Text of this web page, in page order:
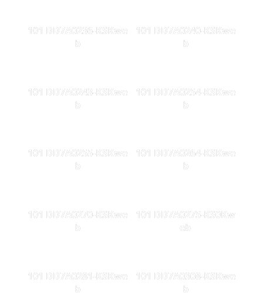
101 DD7A0236-KSKwe
b
101 DD7A0240-KSKwe
b
101 DD7A0243-KSKwe
b
101 DD7A0254-KSKwe
b
101 DD7A0255-KSKwe
b
101 DD7A0264-KSKwe
b
101 DD7A0270-KSKwe
b
101 DD7A0275-KS0Kw
eb
101 DD7A0281-KSKwe
b
101 DD7A0308-KSKwe
b